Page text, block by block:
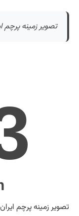
تصویر زمینه پرچم
تصویر زمینه پرچم ایران